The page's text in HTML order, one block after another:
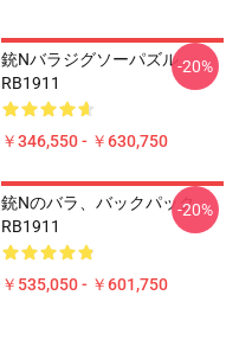
銃nバラジグソーパズル
RB1911
￥346,550 - ￥630,750
-20%
銃Nのバラ、バックパック
RB1911
￥535,050 - ￥601,750
-20%